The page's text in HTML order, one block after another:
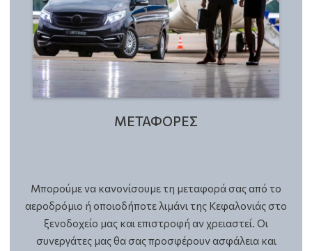
ΜΕΤΑΦΟΡΕΣ
Μπορούμε να κανονίσουμε τη μεταφορά σας από το
αεροδρόμιο ή οποιοδήποτε λιμάνι της Κεφαλονιάς στο
ξενοδοχείο μας και επιστροφή αν χρειαστεί. Οι
συνεργάτες μας θα σας προσφέρουν ασφάλεια και